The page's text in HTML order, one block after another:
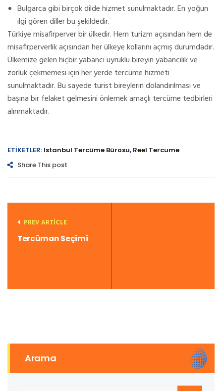
Bulgarca gibi birçok dilde hizmet sunulmaktadır. En yoğun
ilgi gören diller bu şekildedir.
Türkiye misafirperver bir ülkedir. Hem turizm açısından hem de
misafirperverlik açısından her ülkeye kollarını açmış durumdadır.
Ülkemize gelen hiçbir yabancı uyruklu bireyin yabancılık ve
zorluk çekmemesi için her yerde tercüme hizmeti
sunulmaktadır. Bu sayede turist bireylerin dolandırılması ve
başına bir felaket gelmesini önlemek amaçlı tercüme tedbirleri
alınmaktadır.
ETIKETLER: Istanbul Tercüme Bürosu, Reel Tercume
Share This post
PREV ARTICLE
Tercüman Seçimi
Arama